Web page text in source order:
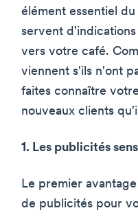
élément essentiel
servent
vers votre café.
viennent s'ils n'ont
faites connaître
nouveaux clients
1. Les publicités
Le premier
de publicités pour